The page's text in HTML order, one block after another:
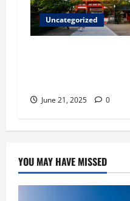
Uncategorized
June 21, 2025 0
YOU MAY HAVE MISSED